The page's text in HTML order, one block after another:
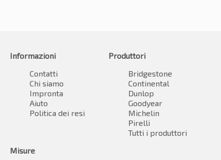
Informazioni
Contatti
Chi siamo
Impronta
Aiuto
Politica dei resi
Produttori
Bridgestone
Continental
Dunlop
Goodyear
Michelin
Pirelli
Tutti i produttori
Misure